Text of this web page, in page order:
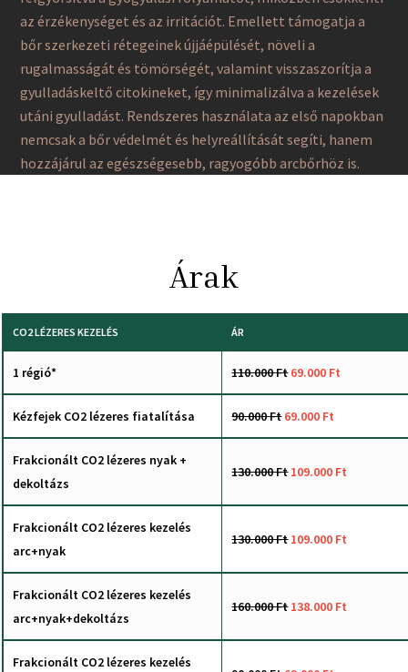
az érzékenységet és az irritációt. Emellett támogatja a
bőr szerkezeti rétegeinek újjáépülését, növeli a
rugalmasságát és tömörségét, valamint visszaszorítja a
gyulladáskeltő citokineket, így minimalizálva a kezelések
utáni gyulladást. Rendszeres használata az első napokban
nemcsak a bőr védelmét és helyreállítását segíti, hanem
hozzájárul az egészségesebb, ragyogóbb arcbőrhöz is.
Árak
CO2 LÉZERES KEZELÉS ÁR
1 régió* 110.000 Ft69.000 Ft
Kézfejek CO2 lézeres fiatalítása 90.000 Ft69.000 Ft
Frakcionált CO2 lézeres nyak +
dekoltázs
130.000 Ft109.000 Ft
Frakcionált CO2 lézeres kezelés
arc+nyak
130.000 Ft109.000 Ft
Frakcionált CO2 lézeres kezelés
arc+nyak+dekoltázs
160.000 Ft138.000 Ft
Frakcionált CO2 lézeres kezelés